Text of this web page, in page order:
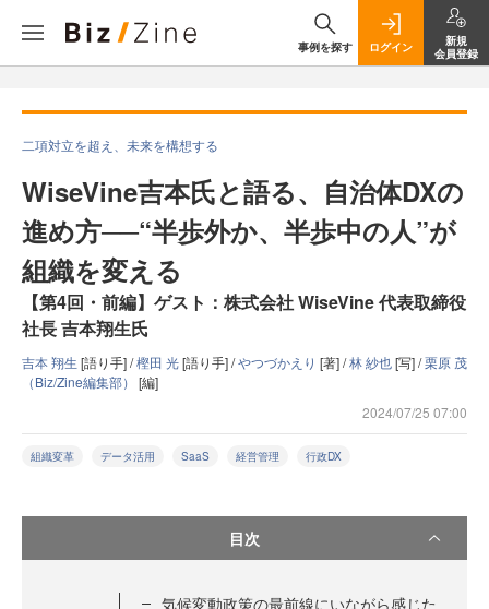
事例を探す ログイン
新規
会員登録
二項対立を超え、未来を構想する
WiseVine吉本氏と語る、自治体DXの
進め方──“半歩外か、半歩中の人”が
組織を変える
【第4回・前編】ゲスト：株式会社 WiseVine 代表取締役
社長 吉本翔生氏
吉本 翔生 [語り手] /樫田 光[語り手] /やつづかえり [著] /林 紗也[写] /栗原 茂
（Biz/Zine編集部） [編]
2024/07/25 07:00
組織変革 データ活用 SaaS 経営管理 行政DX
目次
気候変動政策の最前線にいながら感じた